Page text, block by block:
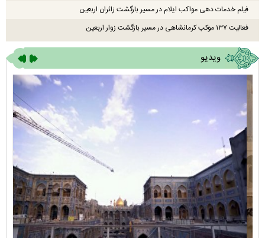
فیلم خدمات دهی مواکب ایلام در مسیر بازگشت زائران اربعین
فعالیت ۱۳۷ موکب کرمانشاهی در مسیر بازگشت زوار اربعین
ویدیو